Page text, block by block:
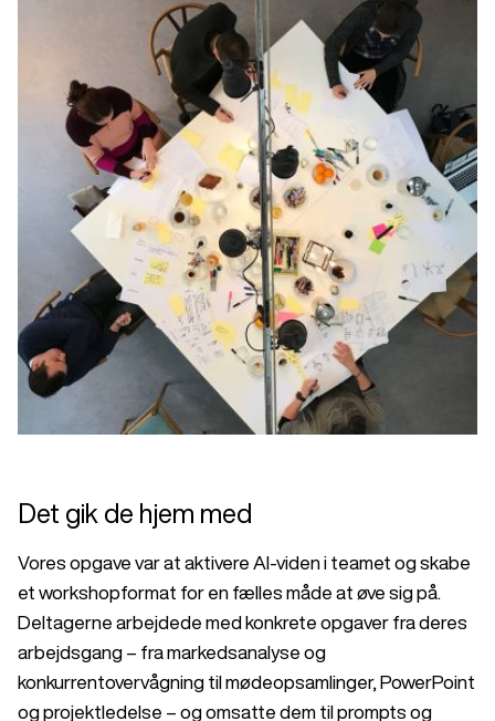
Det gik de hjem med
Vores opgave var at aktivere AI-viden i teamet og skabe
et workshopformat for en fælles måde at øve sig på.
Deltagerne arbejdede med konkrete opgaver fra deres
arbejdsgang – fra markedsanalyse og
konkurrentovervågning til mødeopsamlinger, PowerPoint
og projektledelse – og omsatte dem til prompts og